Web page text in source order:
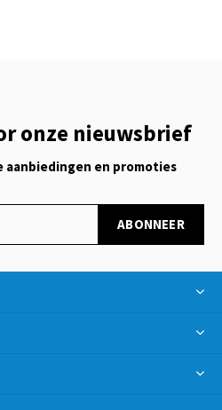
onze nieuwsbrief
aanbiedingen en promoties
ABONNEER